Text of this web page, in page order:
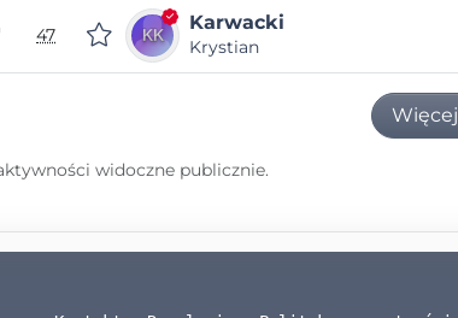
47
Karwacki
Krystian
Więcej
widoczne publicznie.